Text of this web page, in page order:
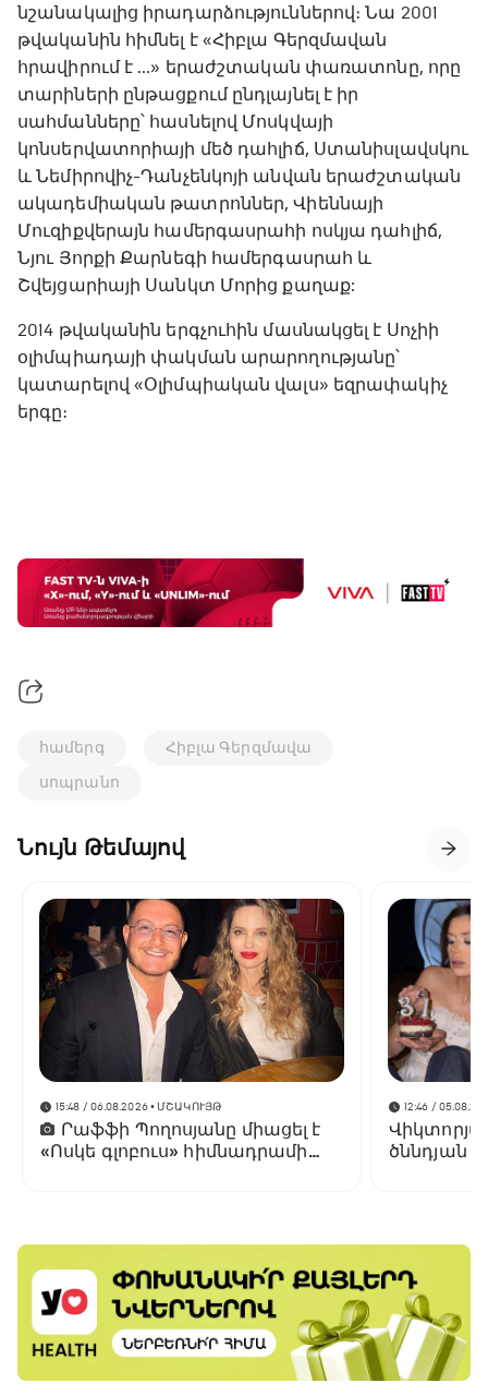
նշանակալից իրադարձություններով։ Նա 2001
թվականին հիմնել է «Հիբլա Գերզմավան
հրավիրում է ...» երաժշտական փառատոնը, որը
տարիների ընթացքում ընդլայնել է իր
սահմանները՝ հասնելով Մոսկվայի
կոնսերվատորիայի մեծ դահլիճ, Ստանիսլավսկու
և Նեմիրովիչ-Դանչենկոյի անվան երաժշտական
ակադեմիական թատրոններ, Վիեննայի
Մուզիքվերայն համերգասրահի ոսկյա դահլիճ,
Նյու Յորքի Քարնեգի համերգասրահ և
Շվեյցարիայի Սանկտ Մորից քաղաք:
2014 թվականին երգչուհին մասնակցել է Սոչիի
օլիմպիադայի փակման արարողությանը՝
կատարելով «Օլիմպիական վալս» եզրափակիչ
երգը։
համերգ
Հիբլա Գերզմավա
սոպրանո
Նույն Թեմայով
15:48 / 06.08.2026• ՄՇԱԿՈՒՅԹ
Րաֆֆի Պողոսյանը միացել է
«Ոսկե գլոբուս» հիմնադրամի
12:46 /
Վիկտորյա
ծննդյան